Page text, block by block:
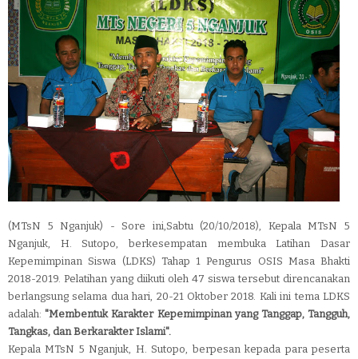
(MTsN 5 Nganjuk) - Sore ini, Sabtu (20/10/2018),
Kepala MTsN 5
Nganjuk, H. Sutopo, berkesempatan membuka Latihan Dasar
Kepemimpinan Siswa (LDKS) Tahap 1 Pengurus OSIS Masa Bhakti
2018-2019. Pelatihan yang diikuti oleh 47 siswa tersebut direncanakan
berlangsung selama dua hari, 20-21 Oktober 2018. Kali ini tema LDKS
adalah:"Membentuk Karakter Kepemimpinan yang Tanggap, Tangguh,
Tangkas, dan Berkarakter Islami".
Kepala MTsN 5 Nganjuk, H. Sutopo, berpesan kepada para peserta